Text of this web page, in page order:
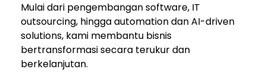
Mulai dari pengembangan software, IT
outsourcing, hingga automation dan AI-driven
solutions, kami membantu bisnis
bertransformasi secara terukur dan
berkelanjutan.